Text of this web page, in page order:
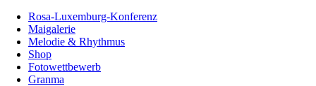
Rosa-Luxemburg-Konferenz
Maigalerie
Melodie & Rhythmus
Shop
Fotowettbewerb
Granma